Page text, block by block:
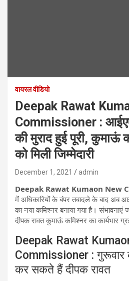
वायरल वीडियो
Deepak Rawat
Commissioner :
की मुराद हुई पूरी, कुमाऊं
को मिली जिम्मेदारी
December 1, 2021 admin
Deepak Rawat Kumaon New
में अधिकारियों के बंपर तबादले के बाद अब
का नया कमिश्‍नर बनाया गया है। संभावनाएं
दीपक रावत कुमाऊं कमिश्‍नर का कार्यभार
Deepak Rawat
Commissioner : गुरूवार
कर सकते हैं दीपक रावत